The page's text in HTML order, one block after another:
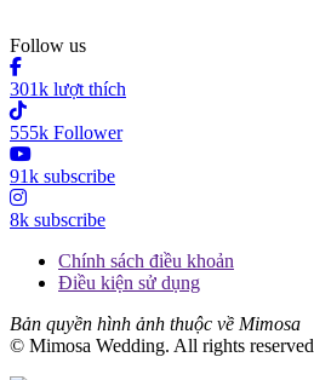
Follow us
301k lượt thích
555k Follower
91k subscribe
8k subscribe
Chính sách điều khoản
Điều kiện sử dụng
Bản quyền hình ảnh thuộc về Mimosa
© Mimosa Wedding. All rights reserved